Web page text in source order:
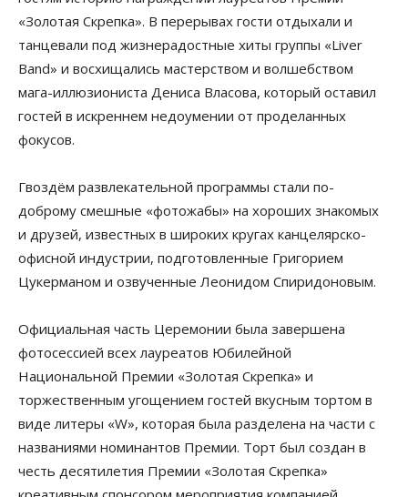
«Золотая Скрепка». В перерывах гости отдыхали и
танцевали под жизнерадостные хиты группы «Liver
Band» и восхищались мастерством и волшебством
мага-иллюзиониста Дениса Власова, который оставил
гостей в искреннем недоумении от проделанных
фокусов.
Гвоздём развлекательной программы стали по-
доброму смешные «фотожабы» на хороших знакомых
и друзей, известных в широких кругах канцелярско-
офисной индустрии, подготовленные Григорием
Цукерманом и озвученные Леонидом Спиридоновым.
Официальная часть Церемонии была завершена
фотосессией всех лауреатов Юбилейной
Национальной Премии «Золотая Скрепка» и
торжественным угощением гостей вкусным тортом в
виде литеры «W», которая была разделена на части с
названиями номинантов Премии. Торт был создан в
честь десятилетия Премии «Золотая Скрепка»